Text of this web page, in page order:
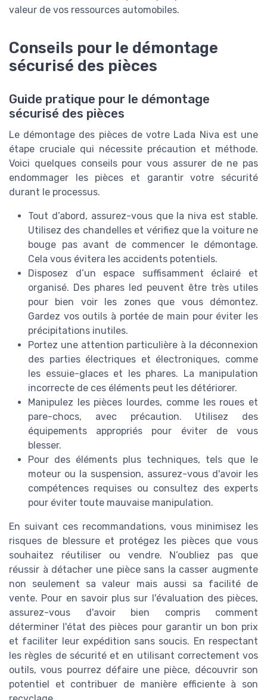
valeur de vos ressources automobiles.
Conseils pour le démontage
sécurisé des pièces
Guide pratique pour le démontage
sécurisé des pièces
Le démontage des pièces de votre Lada Niva est une
étape cruciale qui nécessite précaution et méthode.
Voici quelques conseils pour vous assurer de ne pas
endommager les pièces et garantir votre sécurité
durant le processus.
Tout d’abord, assurez-vous que la niva est stable.
Utilisez des chandelles et vérifiez que la voiture ne
bouge pas avant de commencer le démontage.
Cela vous évitera les accidents potentiels.
Disposez d’un espace suffisamment éclairé et
organisé. Des phares led peuvent être très utiles
pour bien voir les zones que vous démontez.
Gardez vos outils à portée de main pour éviter les
précipitations inutiles.
Portez une attention particulière à la déconnexion
des parties électriques et électroniques, comme
les essuie-glaces et les phares. La manipulation
incorrecte de ces éléments peut les détériorer.
Manipulez les pièces lourdes, comme les roues et
pare-chocs, avec précaution. Utilisez des
équipements appropriés pour éviter de vous
blesser.
Pour des éléments plus techniques, tels que le
moteur ou la suspension, assurez-vous d'avoir les
compétences requises ou consultez des experts
pour éviter toute mauvaise manipulation.
En suivant ces recommandations, vous minimisez les
risques de blessure et protégez les pièces que vous
souhaitez réutiliser ou vendre. N’oubliez pas que
réussir à détacher une pièce sans la casser augmente
non seulement sa valeur mais aussi sa facilité de
vente. Pour en savoir plus sur l'évaluation des pièces,
assurez-vous d'avoir bien compris comment
déterminer l'état des pièces pour garantir un bon prix
et faciliter leur expédition sans soucis. En respectant
les règles de sécurité et en utilisant correctement vos
outils, vous pourrez défaire une pièce, découvrir son
potentiel et contribuer de manière efficiente à son